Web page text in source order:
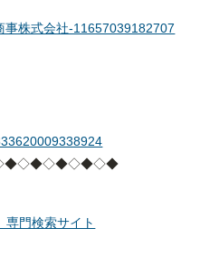
事株式会社-11657039182707